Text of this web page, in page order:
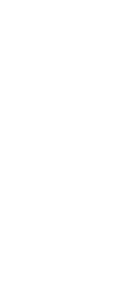
供させていただ
了承ください。
き作成されるも
をご了承くださ
です。
ありません。
得ず変更すること
1000ppm以下、
以下、フタル酸ジブチ
) : 1000ppm、
制貨物等」とい
許可)を取得する
要な手段を講じ
これらの製造装